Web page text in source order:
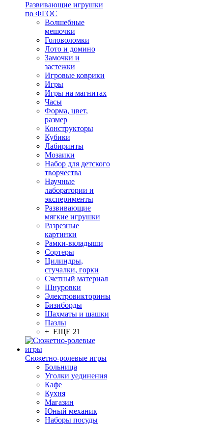
Развивающие игрушки
по ФГОС
Волшебные
мешочки
Головоломки
Лото и домино
Замочки и
застежки
Игровые коврики
Игры
Игры на магнитах
Часы
Форма, цвет,
размер
Конструкторы
Кубики
Лабиринты
Мозаики
Набор для детского
творчества
Научные
лаборатории и
эксперименты
Развивающие
мягкие игрушки
Разрезные
картинки
Рамки-вкладыши
Сортеры
Цилиндры,
стучалки, горки
Счетный материал
Шнуровки
Электровикторины
Бизиборды
Шахматы и шашки
Пазлы
+ ЕЩЕ 21
Сюжетно-ролевые игры
Больница
Уголки уединения
Кафе
Кухня
Магазин
Юный механик
Наборы посуды